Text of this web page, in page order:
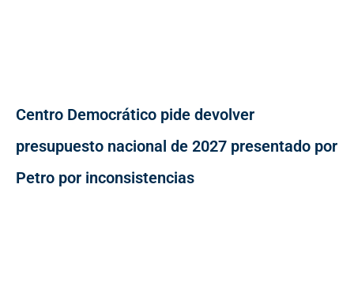
Centro Democrático pide devolver
presupuesto nacional de 2027 presentado por
Petro por inconsistencias